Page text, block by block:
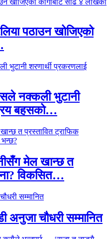
पठाउन खोजिएको
नक्कली भुटानी
बहसको…
मेल खान्छ त
विकसित…
अनुजा चौधरी सम्मानित